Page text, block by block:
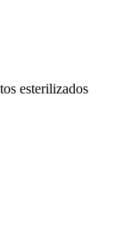
esterilizados